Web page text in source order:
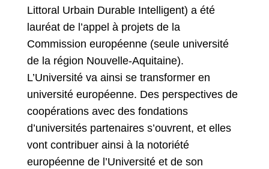
Littoral Urbain Durable Intelligent) a été
lauréat de l’appel à projets de la
Commission européenne (seule université
de la région Nouvelle-Aquitaine).
L’Université va ainsi se transformer en
université européenne. Des perspectives de
coopérations avec des fondations
d’universités partenaires s’ouvrent, et elles
vont contribuer ainsi à la notoriété
européenne de l’Université et de son